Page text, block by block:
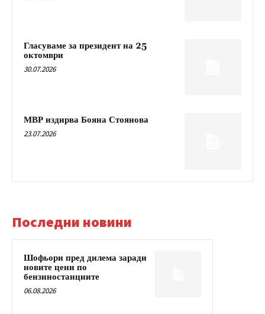
Гласуваме за президент на 25
октомври
30.07.2026
МВР издирва Бояна Стоянова
23.07.2026
Последни новини
Шофьори пред дилема заради
новите цени по
бензиностанциите
06.08.2026